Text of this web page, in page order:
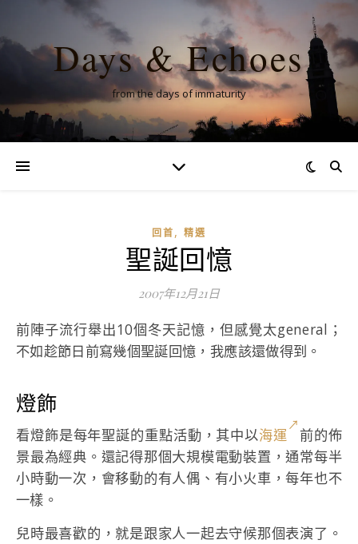
Days & Echoes
from the days of immaturity
回首, 精選
聖誕回憶
2007年12月21日
前陣子流行舉出10個冬天記憶，但感覺太general；
不如趁節日前寫幾個聖誕回憶，我應該還做得到。
燈飾
看燈飾是每年聖誕的重點活動，其中以海運
前的佈
景最為經典。還記得那個大規模電動裝置，通常每半
小時動一次，會移動的有人偶、有小火車，每年也不
一樣。
兒時最喜歡的，就是跟家人一起去守候那個表演了。